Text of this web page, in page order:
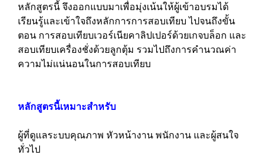
หลักสูตรนี้ จึงออกแบบมาเพื่อมุ่งเน้นให้ผู้เข้าอบรมได้
เรียนรู้และเข้าใจถึงหลักการการสอบเทียบ ไปจนถึงขั้น
ตอน การสอบเทียบเวอร์เนียคาลิปเปอร์ด้วยเกจบล็อก และ
สอบเทียบเครื่องชั่งด้วยลูกตุ้ม รวมไปถึงการคำนวณค่า
ความไม่แน่นอนในการสอบเทียบ
หลักสูตรนี้เหมาะสำหรับ
ผู้ที่ดูแลระบบคุณภาพ หัวหน้างาน พนักงาน และผู้สนใจ
ทั่วไป